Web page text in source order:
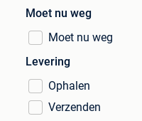
Moet nu weg
Moet nu weg
Levering
Ophalen
Verzenden